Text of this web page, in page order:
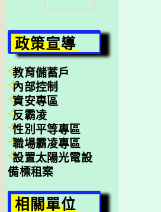
尋
政策宣導
教育儲蓄戶
內部控制
資安專區
反霸凌
性別平等專區
職場霸凌專區
設置太陽光電設
備標租案
相關單位